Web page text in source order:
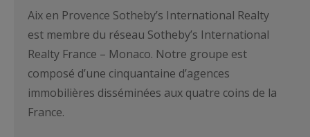
Aix en Provence Sotheby’s International Realty
est membre du réseau Sotheby’s International
Realty France – Monaco. Notre groupe est
composé d’une cinquantaine d’agences
immobilières disséminées aux quatre coins de la
France.